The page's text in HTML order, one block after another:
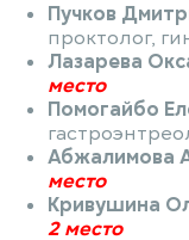
Пучков
проктолог,
Лазарева
место
Помогайбо
Абжалимова
место
Кривушина
2 место